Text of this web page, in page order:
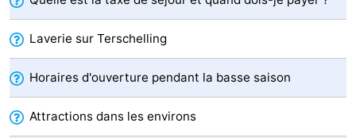
Églises
-
Points
de
vue
Attractions
-
Croisières
-
Laverie sur Terschelling
Horaires d'ouverture pendant la basse saison
Attractions dans les environs